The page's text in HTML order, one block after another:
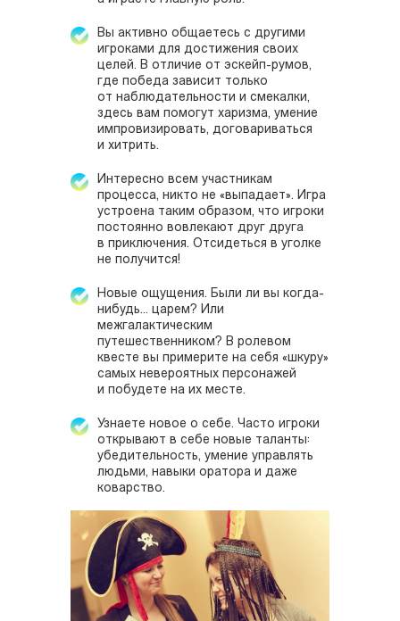
Вы активно общаетесь с другими
игроками для достижения своих
целей. В отличие от эскейп-румов,
где победа зависит только
от наблюдательности и смекалки,
здесь вам помогут харизма, умение
импровизировать, договариваться
и хитрить.
Интересно всем участникам
процесса, никто не «выпадает». Игра
устроена таким образом, что игроки
постоянно вовлекают друг друга
в приключения. Отсидеться в уголке
не получится!
Новые ощущения. Были ли вы когда-
нибудь... царем? Или
межгалактическим
путешественником? В ролевом
квесте вы примерите на себя «шкуру»
самых невероятных персонажей
и побудете на их месте.
Узнаете новое о себе. Часто игроки
открывают в себе новые таланты:
убедительность, умение управлять
людьми, навыки оратора и даже
коварство.